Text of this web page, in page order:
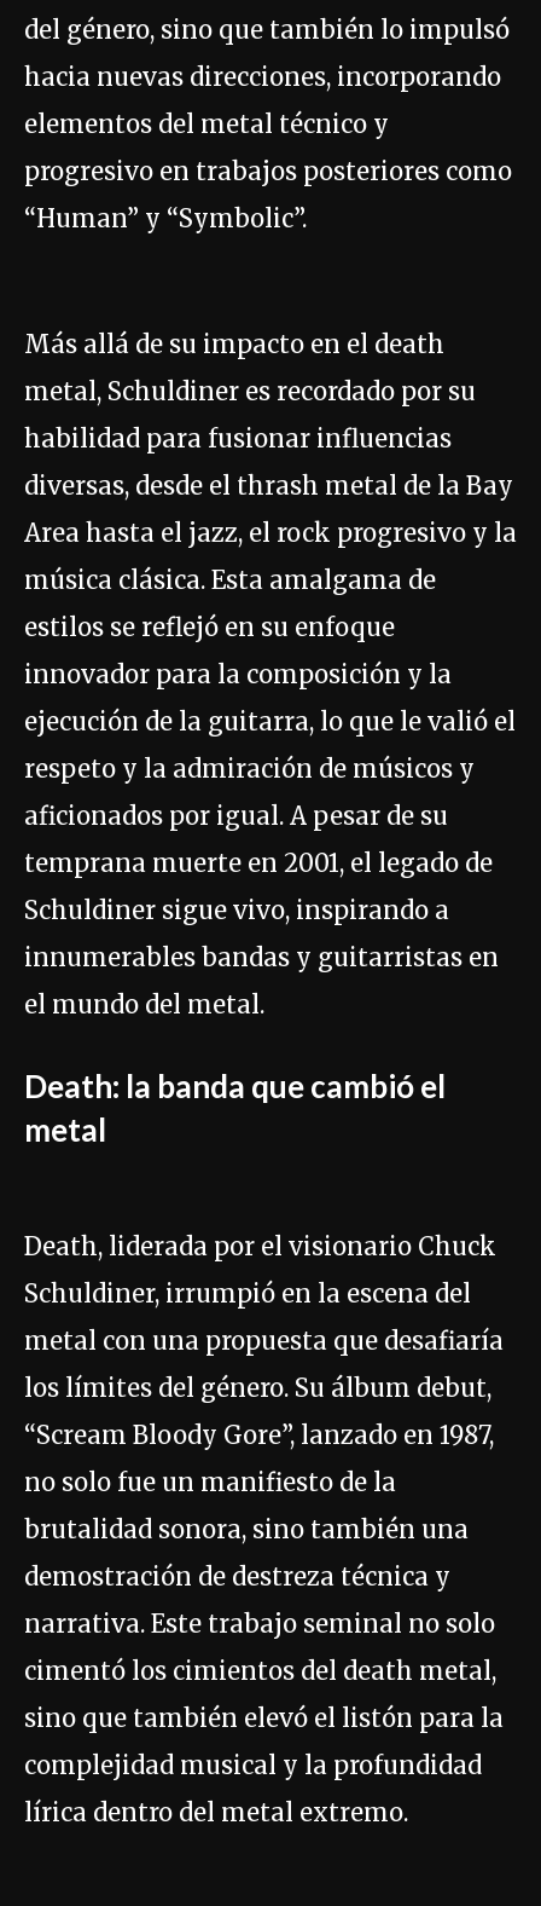
del género, sino que también lo impulsó
hacia nuevas direcciones, incorporando
elementos del metal técnico y
progresivo en trabajos posteriores como
“Human” y “Symbolic”.
Más allá de su impacto en el death
metal, Schuldiner es recordado por su
habilidad para fusionar influencias
diversas, desde el thrash metal de la Bay
Area hasta el jazz, el rock progresivo y la
música clásica. Esta amalgama de
estilos se reflejó en su enfoque
innovador para la composición y la
ejecución de la guitarra, lo que le valió el
respeto y la admiración de músicos y
aficionados por igual. A pesar de su
temprana muerte en 2001, el legado de
Schuldiner sigue vivo, inspirando a
innumerables bandas y guitarristas en
el mundo del metal.
Death: la banda que cambió el
metal
Death, liderada por el visionario Chuck
Schuldiner, irrumpió en la escena del
metal con una propuesta que desafiaría
los límites del género. Su álbum debut,
“Scream Bloody Gore”, lanzado en 1987,
no solo fue un manifiesto de la
brutalidad sonora, sino también una
demostración de destreza técnica y
narrativa. Este trabajo seminal no solo
cimentó los cimientos del death metal,
sino que también elevó el listón para la
complejidad musical y la profundidad
lírica dentro del metal extremo.